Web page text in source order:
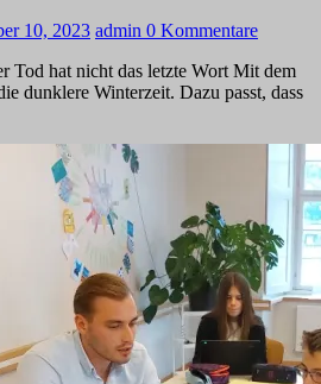
10, 2023 admin 0 Kommentare
Tod hat nicht das letzte Wort Mit dem
dunklere Winterzeit. Dazu passt, dass